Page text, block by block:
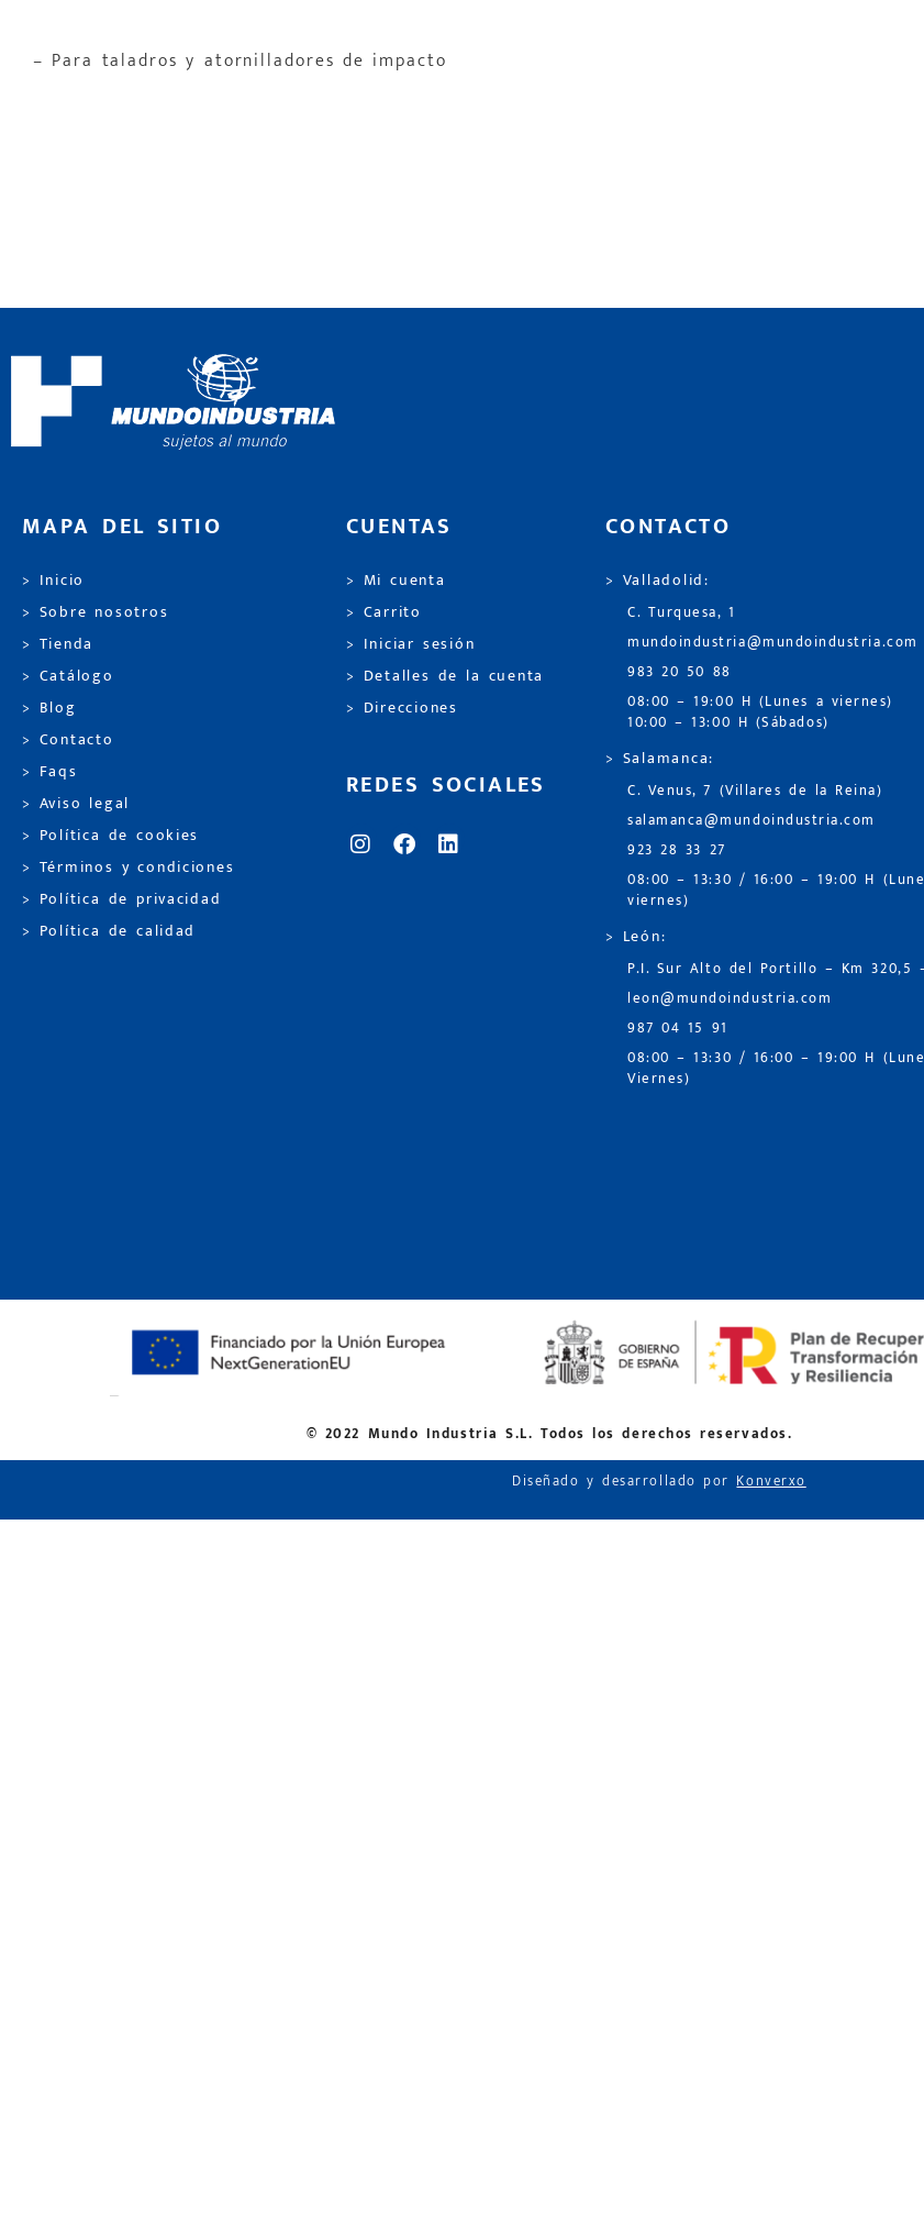
– Para taladros y atornilladores de impacto
MAPA DEL SITIO
> Inicio
> Sobre nosotros
> Tienda
> Catálogo
> Blog
> Contacto
> Faqs
> Aviso legal
> Política de cookies
> Términos y condiciones
> Política de privacidad
> Política de calidad
CUENTAS
> Mi cuenta
> Carrito
> Iniciar sesión
> Detalles de la cuenta
> Direcciones
REDES SOCIALES
CONTACTO
> Valladolid:
C. Turquesa, 1
mundoindustria@mundoindustria.com
983 20 50 88
08:00 – 19:00 H (Lunes a viernes)
10:00 – 13:00 H (Sábados)
> Salamanca:
C. Venus, 7 (Villares de la Reina)
salamanca@mundoindustria.com
923 28 33 27
08:00 – 13:30 / 16:00 – 19:00 H
viernes)
> León:
P.I. Sur Alto del Portillo – Km 320,5
leon@mundoindustria.com
987 04 15 91
08:00 – 13:30 / 16:00 – 19:00 H
Viernes)
© 2022 Mundo Industria S.L. Todos los derechos reservados.
Diseñado y desarrollado porKonverxo